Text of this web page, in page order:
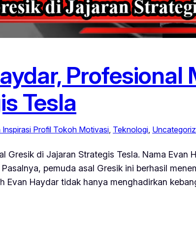
Profesional
Tesla
Inspirasi Profil Tokoh Motivasi, Teknologi,
Gresik di Jajaran Strategis Tesla. Nama Evan
pemuda asal Gresik ini berhasil
Evan Haydar tidak hanya menghadirkan